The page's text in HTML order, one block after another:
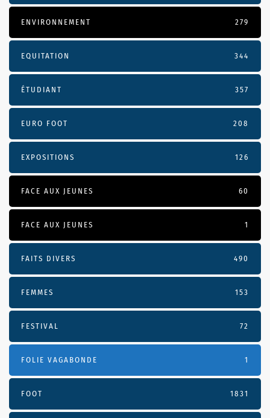
ENVIRONNEMENT 279
EQUITATION 344
ÉTUDIANT 357
EURO FOOT 208
EXPOSITIONS 126
FACE AUX JEUNES 60
FACE AUX JEUNES 1
FAITS DIVERS 490
FEMMES 153
FESTIVAL 72
FOLIE VAGABONDE 1
FOOT 1831